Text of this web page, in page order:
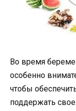
Во время
особенно
чтобы
поддержать